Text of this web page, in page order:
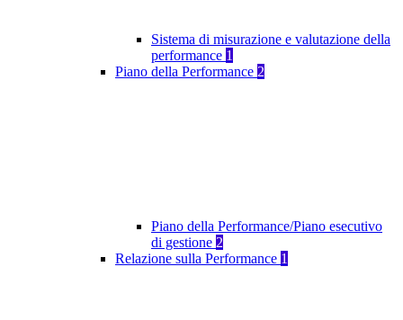
Sistema di misurazione e valutazione della
performance 1
Piano della Performance 2
Piano della Performance/Piano esecutivo
di gestione 2
Relazione sulla Performance 1